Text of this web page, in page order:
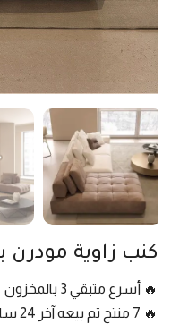
كنب زاوية مودرن
🔥 أسرع متبقي 3 بالمخزون
🔥 7 منتج تم بيعه آخر 24 ساعة